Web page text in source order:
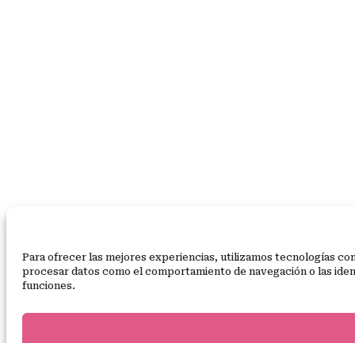
Para ofrecer las mejores experiencias, utilizamos tecnologías
procesar datos como el comportamiento de navegación o las
funciones.